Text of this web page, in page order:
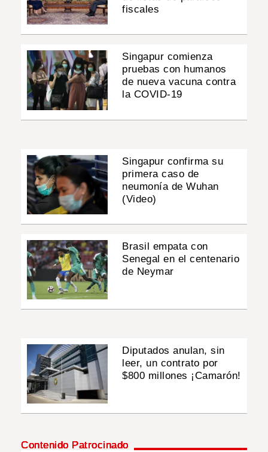
fiscales
Singapur comienza
pruebas con humanos
de nueva vacuna contra
la COVID-19
Singapur confirma su
primera caso de
neumonía de Wuhan
(Video)
Brasil empata con
Senegal en el centenario
de Neymar
Diputados anulan, sin
leer, un contrato por
$800 millones ¡Camarón!
Contenido Patrocinado